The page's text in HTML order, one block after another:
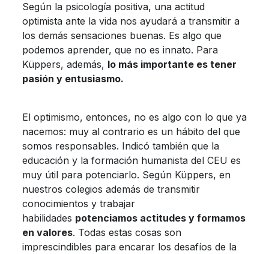
Según la psicología positiva, una actitud
optimista ante la vida nos ayudará a transmitir a
los demás sensaciones buenas. Es algo que
podemos aprender, que no es innato. Para
Küppers, además, lo más importante es tener
pasión y entusiasmo.
El optimismo, entonces, no es algo con lo que ya
nacemos: muy al contrario es un hábito del que
somos responsables. Indicó también que la
educación y la formación humanista del CEU es
muy útil para potenciarlo. Según Küppers, en
nuestros colegios además de transmitir
conocimientos y trabajar
habilidades potenciamos actitudes y formamos
en valores. Todas estas cosas son
imprescindibles para encarar los desafíos de la